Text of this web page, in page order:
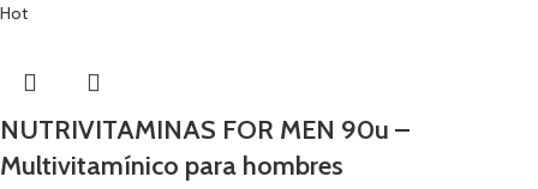
Hot
NUTRIVITAMINAS FOR MEN 90u –
Multivitamínico para hombres